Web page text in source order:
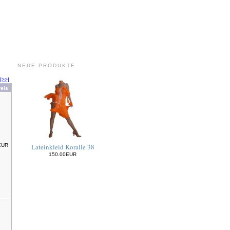
[>>]
NEUE PRODUKTE
Lateinkleid Koralle 38
150.00EUR